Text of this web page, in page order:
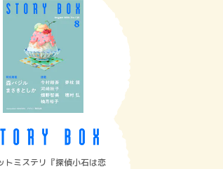
トミステリ『探偵小石は恋